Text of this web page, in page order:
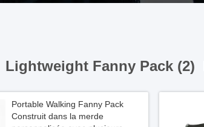
Lightweight Fanny Pack (2)
Portable Walking Fanny Pack
Construit dans la merde